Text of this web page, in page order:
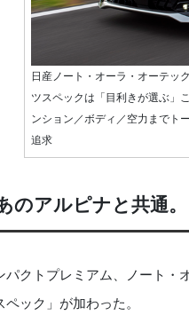
日産ノート・オーラ・オーテッ
ツスペックは「目利きが選ぶ」
ンション／ボディ／空力までト
追求
のアルピナと共通
クトプレミアム、ノート・
ック」が加わった。